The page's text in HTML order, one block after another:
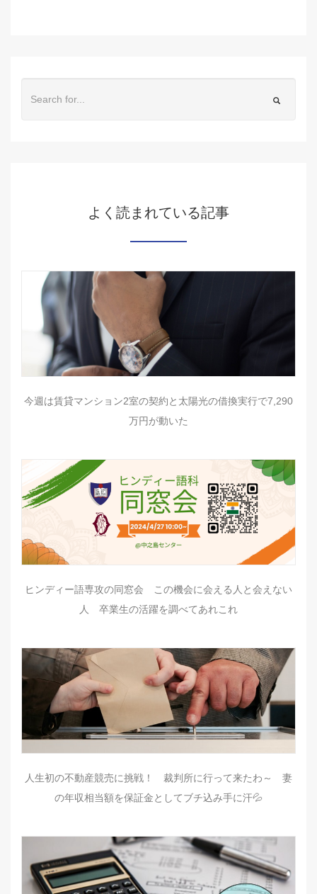
よく読まれている記事
今週は賃貸マンション2室の契約と太陽光の借換実行で7,290
万円が動いた
ヒンディー語専攻の同窓会 この機会に会える人と会えない
人 卒業生の活躍を調べてあれこれ
人生初の不動産競売に挑戦！ 裁判所に行って来たわ～ 妻
の年収相当額を保証金としてブチ込み手に汗💦